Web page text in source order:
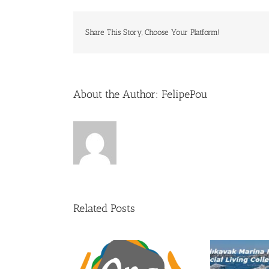
Share This Story, Choose Your Platform!
About the Author: FelipePou
Related Posts